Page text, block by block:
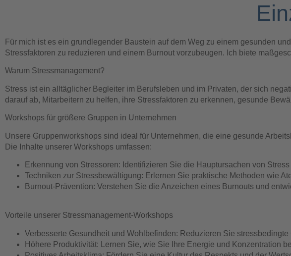
Für mich ist es ein grundlegender Baustein auf dem Weg zu einem gesunden
Stressfaktoren zu reduzieren und einem Burnout vorzubeugen. Ich biete
Warum Stressmanagement?
Stress ist ein alltäglicher Begleiter im Berufsleben und im Privaten, der sich
darauf ab, Mitarbeitern zu helfen, ihre Stressfaktoren zu erkennen, gesunde
Workshops für größere Gruppen in Unternehmen
Unsere Gruppenworkshops sind ideal für Unternehmen, die eine gesunde
Die Inhalte unserer Workshops umfassen:
Erkennung von Stressoren: Identifizieren Sie die Hauptursachen von
Techniken zur Stressbewältigung: Erlernen Sie praktische Methoden wie
Burnout-Prävention: Verstehen Sie die Anzeichen eines Burnouts und
Vorteile unserer Stressmanagement-Workshops
Verbesserte Gesundheit und Wohlbefinden: Reduzieren Sie
Höhere Produktivität: Lernen Sie, wie Sie Ihre Energie und Konzentration